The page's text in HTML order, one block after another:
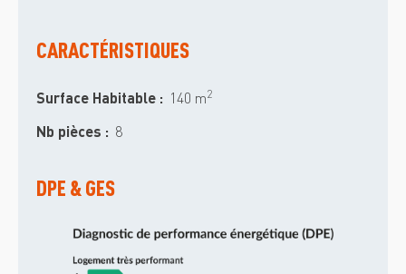
CARACTÉRISTIQUES
Surface Habitable : 140 m2
Nb pièces : 8
DPE & GES